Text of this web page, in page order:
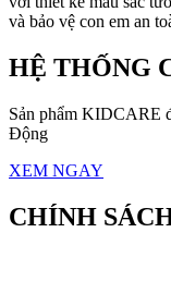
và bảo vệ con em an
HỆ THỐNG
Sản phẩm KIDCARE
Động
XEM NGAY
CHÍNH